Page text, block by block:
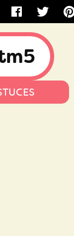
MARINA